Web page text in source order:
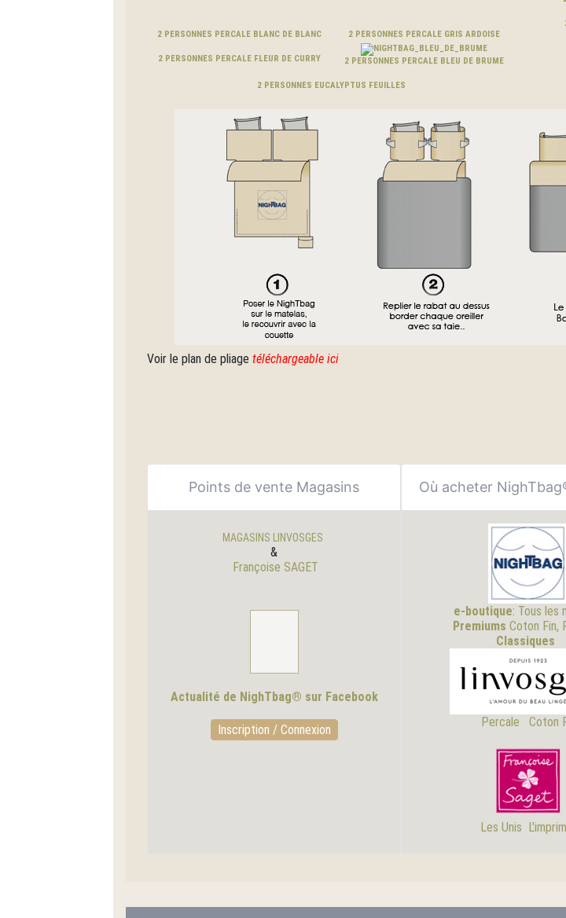
2 PERSONNES PERCALE BLANC DE BLANC 2 PERSONNES PERCALE GRIS ARDOISE
2 PERSONNES PERCALE FLEUR DE CURRY 2 PERSONNES PERCALE BLEU DE BRUME
2 PERSONNES EUCALYPTUS FEUILLES
Voir le plan de pliage téléchargeable ici
Points de vente Magasins
MAGASINS LINVOSGES
&
Françoise SAGET
Actualité de NighTbag® sur Facebook
Inscription / Connexion
Où acheter
e-boutique: Tous les
Premiums Coton Fin,
Classiques
Percale Coton
Les Unis L'i